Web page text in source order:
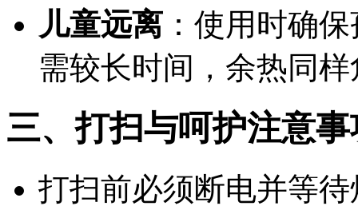
儿童远离 ：使用时确
需较长时间，余热同
三、打扫与呵护注意事
打扫前必须断电并等